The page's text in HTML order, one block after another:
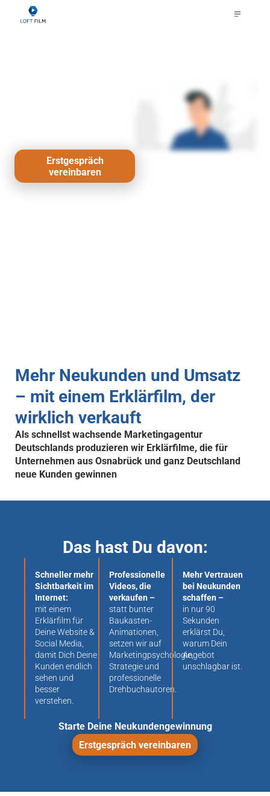
Erstgespräch
vereinbaren
Mehr Neukunden und Umsatz
– mit einem Erklärfilm, der
wirklich verkauft
Als schnellst wachsende Marketingagentur
Deutschlands produzieren wir Erklärfilme, die für
Unternehmen aus Osnabrück und ganz Deutschland
neue Kunden gewinnen
Das hast Du davon:
Schneller mehr
Sichtbarkeit im
Internet:
mit einem
Erklärfilm für
Deine Website &
Social Media,
damit Dich Deine
Kunden endlich
sehen und
besser
verstehen.
Professionelle
Videos, die
verkaufen –
statt bunter
Baukasten-
Animationen,
setzen wir auf
Marketingpsychologie,
Strategie und
professionelle
Drehbuchautoren.
Mehr Vertrauen
bei Neukunden
schaffen –
in nur 90
Sekunden
erklärst Du,
warum Dein
Angebot
unschlagbar ist.
Starte Deine Neukundengewinnung
Erstgespräch vereinbaren